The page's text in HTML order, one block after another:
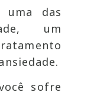
uma das
um
sofre